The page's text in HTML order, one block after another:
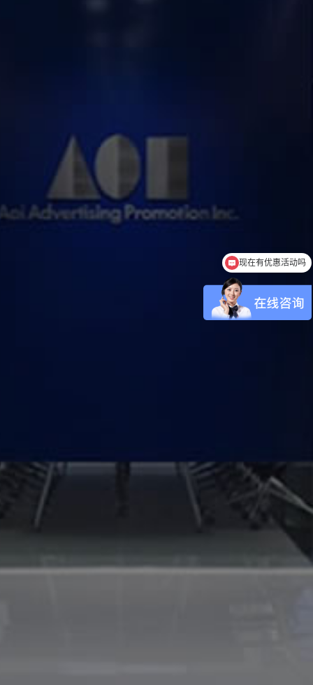
现在有优惠活动吗